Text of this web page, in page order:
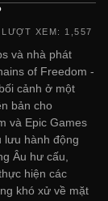
XEM: 1,557
và nhà phát
of Freedom -
cảnh ở một
bản cho
và Epic Games
lưu hành động
Âu hư cấu,
hiện các
khó xử về mặt